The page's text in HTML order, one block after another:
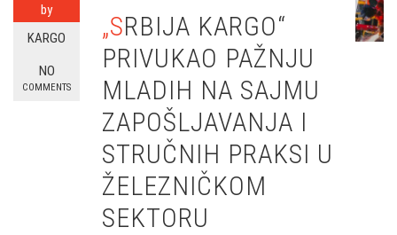
by
KARGO
NO
COMMENTS
„SRBIJA KARGO“
PRIVUKAO PAŽNJU
MLADIH NA SAJMU
ZAPOŠLJAVANJA I
STRUČNIH PRAKSI U
ŽELEZNIČKOM
SEKTORU